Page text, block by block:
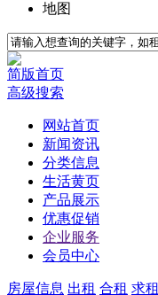
地图
简版首页
高级搜索
网站首页
新闻资讯
分类信息
生活黄页
产品展示
优惠促销
企业服务
会员中心
房屋信息 出租 合租 求租